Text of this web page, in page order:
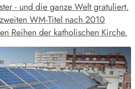
- und die ganze Welt gratuliert.
WM-Titel nach 2010
Reihen der katholischen Kirche.